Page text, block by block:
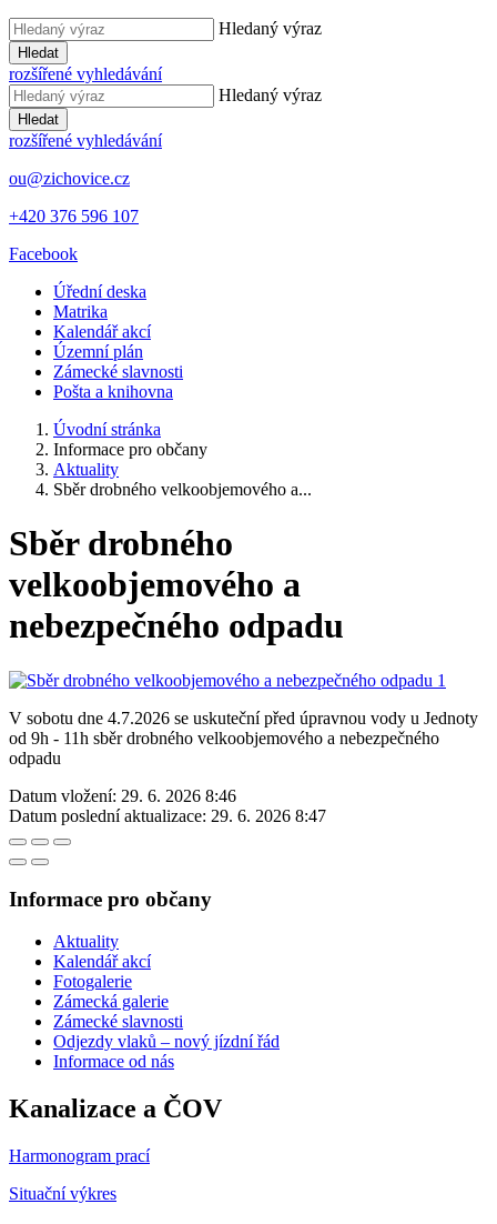
Hledaný výraz
Hledat
rozšířené vyhledávání
Hledaný výraz
Hledat
rozšířené vyhledávání
ou@zichovice.cz
+420 ​​376 596 107
Facebook
Úřední deska
Matrika
Kalendář akcí
Územní plán
Zámecké slavnosti
Pošta a knihovna
Úvodní stránka
Informace pro občany
Aktuality
Sběr drobného velkoobjemového a...
Sběr drobného
velkoobjemového a
nebezpečného odpadu
V sobotu dne 4.7.2026 se uskuteční před úpravnou vody u Jednoty
od 9h - 11h sběr drobného velkoobjemového a nebezpečného
odpadu
Datum vložení: 29. 6. 2026 8:46
Datum poslední aktualizace: 29. 6. 2026 8:47
Informace pro občany
Aktuality
Kalendář akcí
Fotogalerie
Zámecká galerie
Zámecké slavnosti
Odjezdy vlaků – nový jízdní řád
Informace od nás
Kanalizace a ČOV
Harmonogram prací
Situační výkres